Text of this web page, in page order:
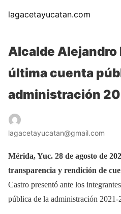
lagacetayucatan.com
Alcalde Alejandro
última cuenta
administración
lagacetayucatan@gmail.com
Mérida, Yuc. 28 de agosto de
transparencia y rendición de
Castro presentó ante los
pública de la administración 2021-